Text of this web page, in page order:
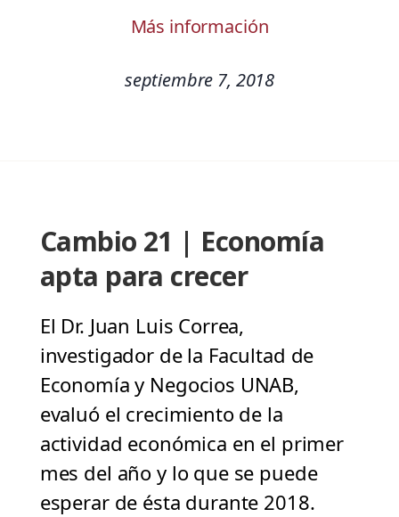
Más información
septiembre 7, 2018
Cambio 21 | Economía
apta para crecer
El Dr. Juan Luis Correa,
investigador de la Facultad de
Economía y Negocios UNAB,
evaluó el crecimiento de la
actividad económica en el primer
mes del año y lo que se puede
esperar de ésta durante 2018.